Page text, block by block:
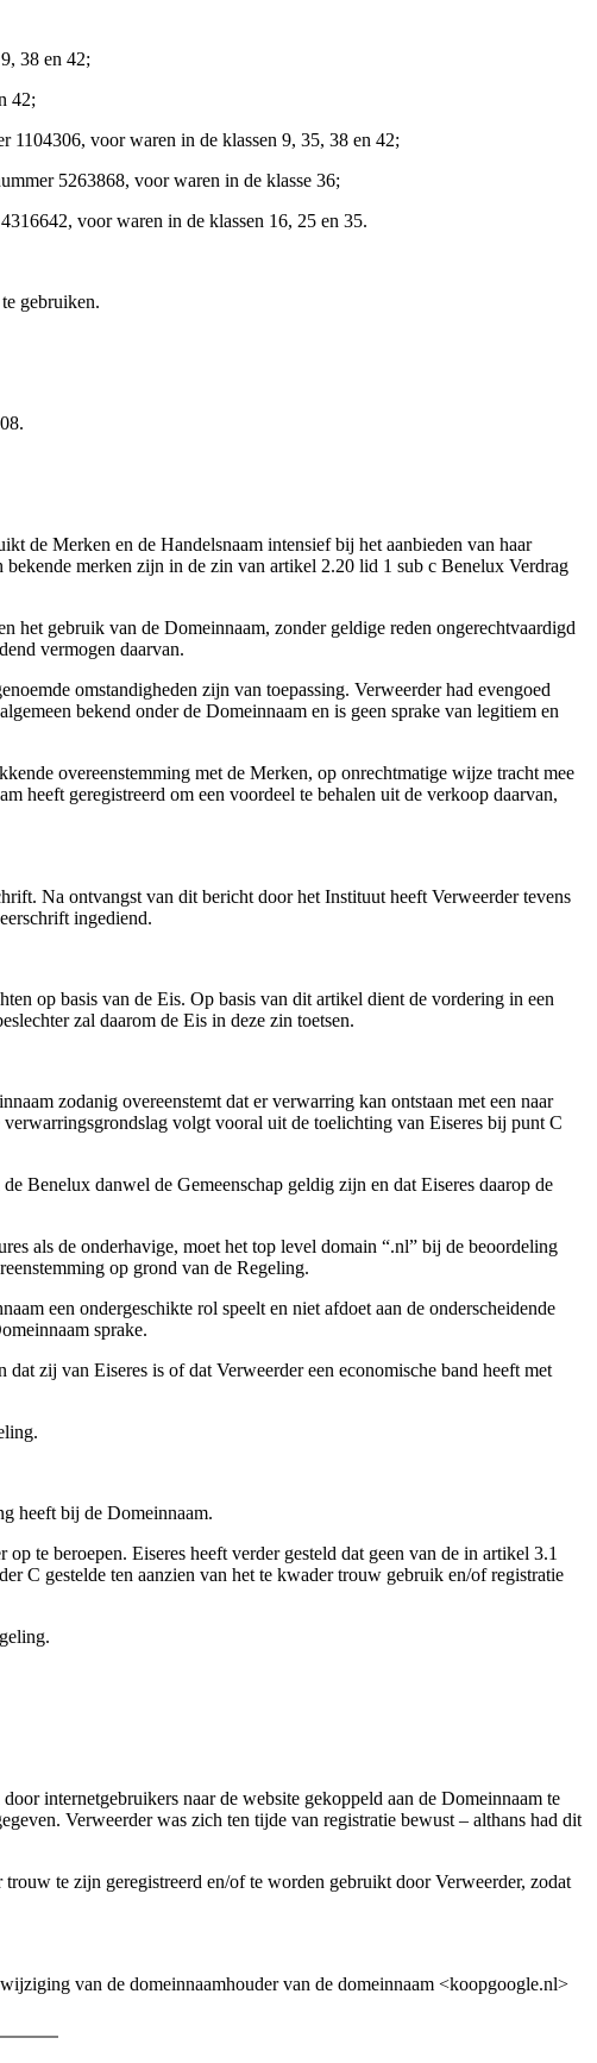
38 en 42;
42;
1104306, voor waren in de klassen 9, 35, 38 en 42;
5263868, voor waren in de klasse 36;
voor waren in de klassen 16, 25 en 35.
gebruiken.
de Merken en de Handelsnaam intensief bij het aanbieden van haar
merken zijn in de zin van artikel 2.20 lid 1 sub c Benelux Verdrag
het gebruik van de Domeinnaam, zonder geldige reden ongerechtvaardigd
vermogen daarvan.
omstandigheden zijn van toepassing. Verweerder had evengoed
bekend onder de Domeinnaam en is geen sprake van legitiem en
overeenstemming met de Merken, op onrechtmatige wijze tracht mee
heeft geregistreerd om een voordeel te behalen uit de verkoop daarvan,
Na ontvangst van dit bericht door het Instituut heeft Verweerder tevens
ingediend.
op basis van de Eis. Op basis van dit artikel dient de vordering in een
zal daarom de Eis in deze zin toetsen.
zodanig overeenstemt dat er verwarring kan ontstaan met een naar
volgt vooral uit de toelichting van Eiseres bij punt C
Benelux danwel de Gemeenschap geldig zijn en dat Eiseres daarop de
als de onderhavige, moet het top level domain “.nl” bij de beoordeling
op grond van de Regeling.
een ondergeschikte rol speelt en niet afdoet aan de onderscheidende
sprake.
zij van Eiseres is of dat Verweerder een economische band heeft met
heeft bij de Domeinnaam.
te beroepen. Eiseres heeft verder gesteld dat geen van de in artikel 3.1
C gestelde ten aanzien van het te kwader trouw gebruik en/of registratie
internetgebruikers naar de website gekoppeld aan de Domeinnaam te
Verweerder was zich ten tijde van registratie bewust – althans had dit
te zijn geregistreerd en/of te worden gebruikt door Verweerder, zodat
van de domeinnaamhouder van de domeinnaam <koopgoogle.nl>